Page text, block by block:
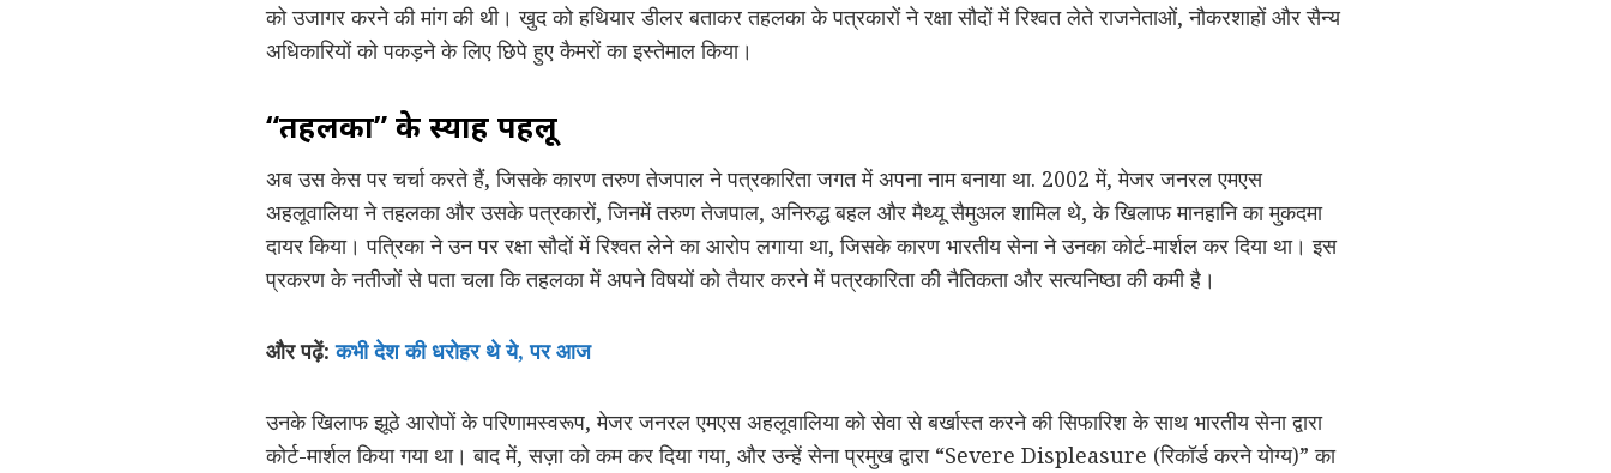
को उजागर करने की मांग की थी। खुद को हथियार डीलर बताकर तहलका के पत्रकारों ने रक्षा सौदों में रिश्वत लेते राजनेताओं, नौकरशाहों और सैन्य
अधिकारियों को पकड़ने के लिए छिपे हुए कैमरों का इस्तेमाल किया।
“तहलका” के स्याह पहलू
अब उस केस पर चर्चा करते हैं, जिसके कारण तरुण तेजपाल ने पत्रकारिता जगत में अपना नाम बनाया था. 2002 में, मेजर जनरल एमएस
अहलूवालिया ने तहलका और उसके पत्रकारों, जिनमें तरुण तेजपाल, अनिरुद्ध बहल और मैथ्यू सैमुअल शामिल थे, के खिलाफ मानहानि का मुकदमा
दायर किया। पत्रिका ने उन पर रक्षा सौदों में रिश्वत लेने का आरोप लगाया था, जिसके कारण भारतीय सेना ने उनका कोर्ट-मार्शल कर दिया था। इस
प्रकरण के नतीजों से पता चला कि तहलका में अपने विषयों को तैयार करने में पत्रकारिता की नैतिकता और सत्यनिष्ठा की कमी है।
और पढ़ें:कभी देश की धरोहर थे ये, पर आज
उनके खिलाफ झूठे आरोपों के परिणामस्वरूप, मेजर जनरल एमएस अहलूवालिया को सेवा से बर्खास्त करने की सिफारिश के साथ भारतीय सेना द्वारा
कोर्ट-मार्शल किया गया था। बाद में, सज़ा को कम कर दिया गया, और उन्हें सेना प्रमुख द्वारा “Severe Displeasure (रिकॉर्ड करने योग्य)” का